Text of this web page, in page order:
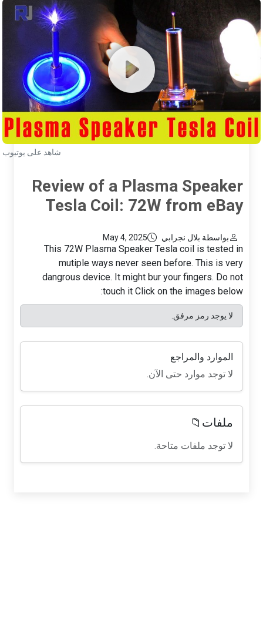
شاهد على يوتيوب
Review of a Plasma Speaker
Tesla Coil: 72W from eBay
بواسطة بلال نجرابي May 4, 2025
This 72W Plasma Speaker Tesla coil is tested in
mutiple ways never seen before. This is very
dangrous device. It might bur your fingers. Do not
touch it Click on the images below:
لا يوجد رمز مرفق.
الموارد والمراجع
لا توجد موارد حتى الآن.
ملفات📁
لا توجد ملفات متاحة.